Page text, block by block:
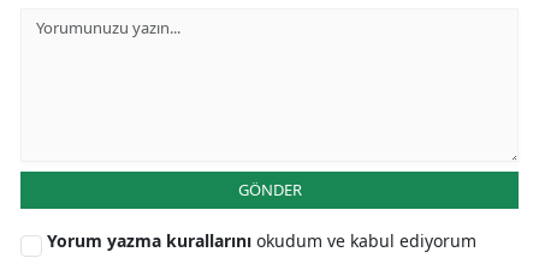
GÖNDER
Yorum yazma kurallarını okudum ve kabul ediyorum